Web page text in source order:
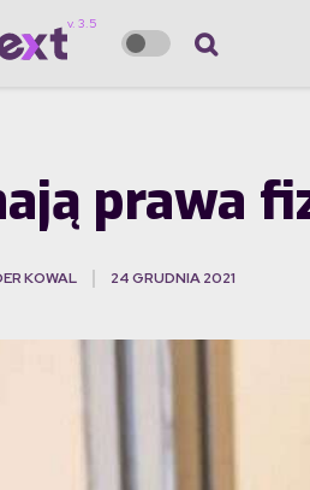
prawa
KOWAL 24 GRUDNIA 2021